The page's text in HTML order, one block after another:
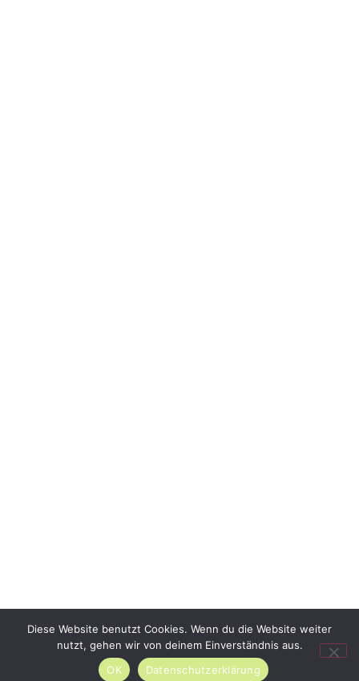
Diese Website benutzt Cookies. Wenn du die Website weiter
nutzt, gehen wir von deinem Einverständnis aus.
OK
Datenschutzerklärung